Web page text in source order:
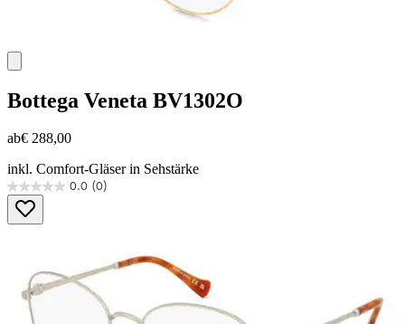
Bottega Veneta BV1302O
ab€ 288,00
inkl. Comfort-Gläser in Sehstärke
0.0 (0)
0.0
von
5